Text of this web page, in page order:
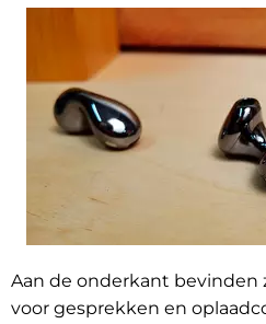
Aan de onderkant bevinden
voor gesprekken en